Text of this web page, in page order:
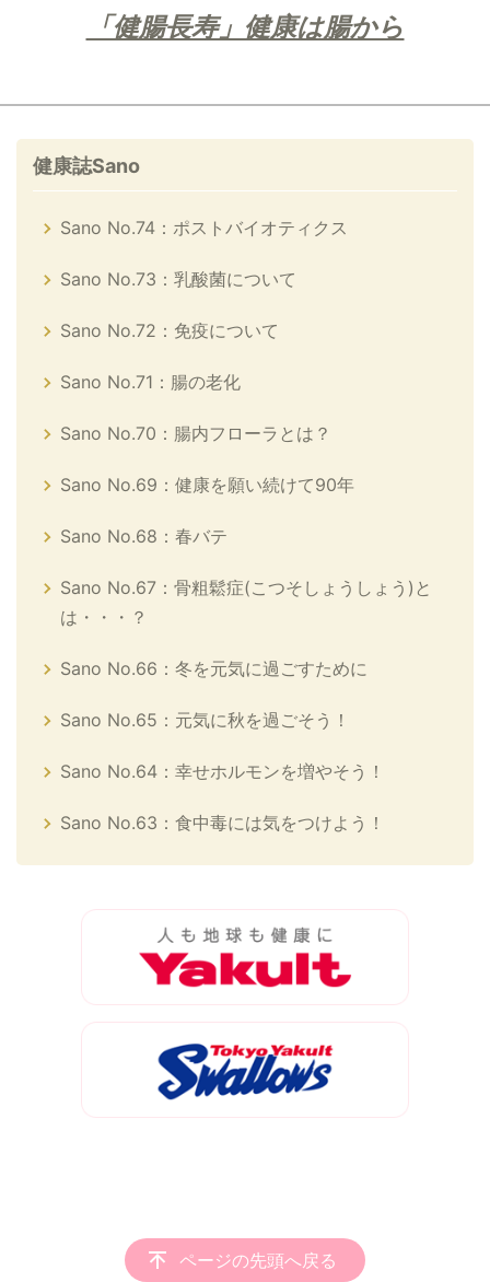
「健腸長寿」健康は腸から
健康誌Sano
Sano No.74：ポストバイオティクス
Sano No.73：乳酸菌について
Sano No.72：免疫について
Sano No.71：腸の老化
Sano No.70：腸内フローラとは？
Sano No.69：健康を願い続けて90年
Sano No.68：春バテ
Sano No.67：骨粗鬆症(こつそしょうしょう)と
は・・・？
Sano No.66：冬を元気に過ごすために
Sano No.65：元気に秋を過ごそう！
Sano No.64：幸せホルモンを増やそう！
Sano No.63：食中毒には気をつけよう！
ページの先頭へ戻る